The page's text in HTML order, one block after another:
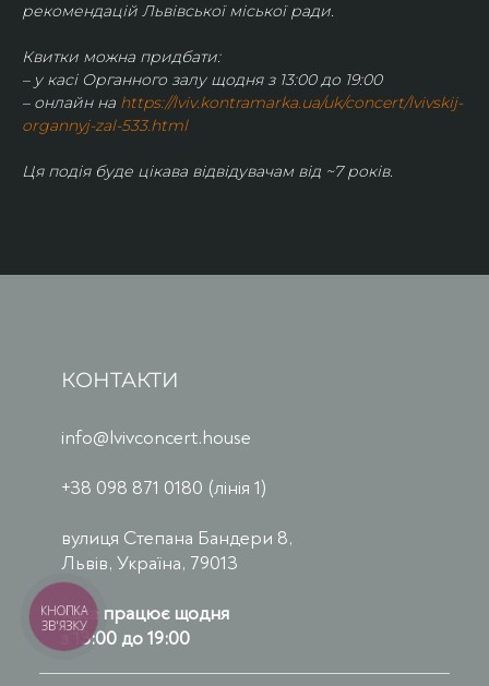
рекомендацій Львівської міської ради.
Квитки можна придбати:
– у касі Органного залу щодня з 13:00 до 19:00
– онлайн на https://lviv.kontramarka.ua/uk/concert/lvivskij-
organnyj-zal-533.html
Ця подія буде цікава відвідувачам від ~7 років.
КОНТАКТИ
info@lvivconcert.house
+38 098 871 0180 (лінія 1)
вулиця Степана Бандери 8,
Львів, Україна, 79013
Каса працює щодня
з 13:00 до 19:00
КНОПКА
ЗВ'ЯЗКУ